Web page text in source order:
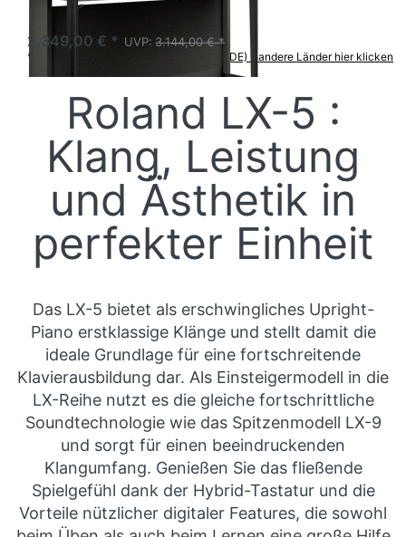
Roland LX-5 :
Klang, Leistung
und Ästhetik in
perfekter Einheit
Das LX-5 bietet als erschwingliches Upright-
Piano erstklassige Klänge und stellt damit die
ideale Grundlage für eine fortschreitende
Klavierausbildung dar. Als Einsteigermodell in die
LX-Reihe nutzt es die gleiche fortschrittliche
Soundtechnologie wie das Spitzenmodell LX-9
und sorgt für einen beeindruckenden
Klangumfang. Genießen Sie das fließende
Spielgefühl dank der Hybrid-Tastatur und die
Vorteile nützlicher digitaler Features, die sowohl
2.349,00 € * UVP: 3.144,00 € *
* Versandkostenfrei (DE) - andere Länder hier klicken